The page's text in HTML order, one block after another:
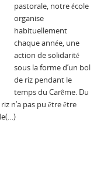
pastorale, notre école
organise
habituellement
chaque année, une
action de solidarité
sous la forme d’un bol
de riz pendant le
temps du Carême. Du
n’a pas pu être être